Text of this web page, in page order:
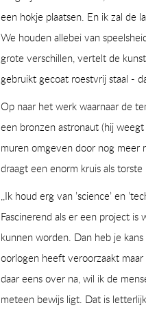
een hokje plaatsen. En ik zal de
We houden allebei van
grote verschillen, vertelt de
gebruikt gecoat roestvrij staal -
Op naar het werk waarnaar de
een bronzen astronaut (hij
muren omgeven door nog meer
draagt een enorm kruis als
,,Ik houd erg van ’science’ en
Fascinerend als er een project
kunnen worden. Dan heb je
oorlogen heeft veroorzaakt
daar eens over na, wil ik de
meteen bewijs ligt. Dat is letterlijk